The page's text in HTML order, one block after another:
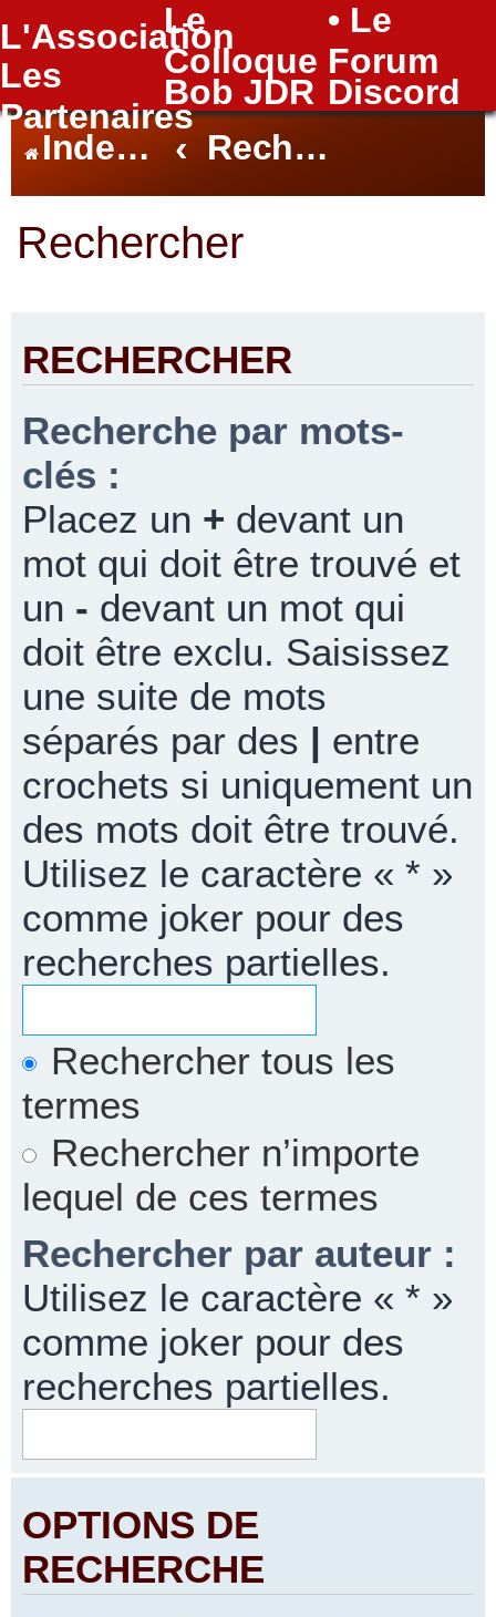
L'Association
Le
Colloque
• Le
Forum
Les
Partenaires
Bob JDR Discord
FAQ
Index du forum Rechercher
Rechercher
RECHERCHER
Recherche par mots-
clés :
Placez un + devant un
mot qui doit être trouvé et
un - devant un mot qui
doit être exclu. Saisissez
une suite de mots
séparés par des | entre
crochets si uniquement un
des mots doit être trouvé.
Utilisez le caractère « * »
comme joker pour des
recherches partielles.
Rechercher tous les
termes
Rechercher n’importe
lequel de ces termes
Rechercher par auteur :
Utilisez le caractère « * »
comme joker pour des
recherches partielles.
OPTIONS DE
RECHERCHE